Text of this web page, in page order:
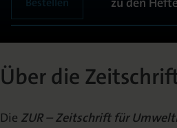
ALLGEMEIN
Herausgeber | Redaktion
Schriftleitung | Redaktion
Über die
Die ZUR – Zeitschrift für